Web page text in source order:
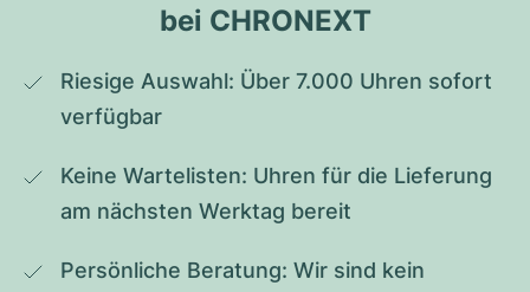
bei CHRONEXT
Riesige Auswahl: Über 7.000 Uhren sofort
verfügbar
Keine Wartelisten: Uhren für die Lieferung
am nächsten Werktag bereit
Persönliche Beratung: Wir sind kein